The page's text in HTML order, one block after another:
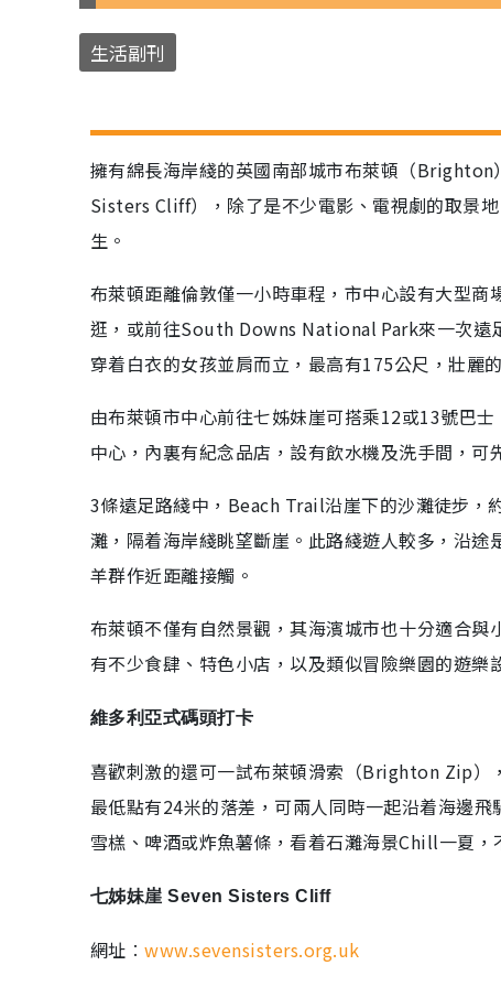
生活副刊
擁有綿長海岸綫的英國南部城市布萊頓（
Sisters Cliff），除了是不少電影、電視劇的取景
生。
布萊頓距離倫敦僅一小時車程，市中心設有大型
逛，或前往South Downs National Park來一次遠
穿着白衣的女孩並肩而立，最高有175公尺，壯麗
由布萊頓市中心前往七姊妹崖可搭乘12或13號巴
中心，內裏有紀念品店，設有飲水機及洗手間，
3條遠足路綫中，Beach Trail沿崖下的沙灘徒步
灘，隔着海岸綫眺望斷崖。此路綫遊人較多，沿途
羊群作近距離接觸。
布萊頓不僅有自然景觀，其海濱城市也十分適合與
有不少食肆、特色小店，以及類似冒險樂園的遊
維多利亞式碼頭打卡
喜歡刺激的還可一試布萊頓滑索（Brighton Zip）
最低點有24米的落差，可兩人同時一起沿着海邊
雪榚、啤酒或炸魚薯條，看着石灘海景Chill一夏，
七姊妹崖 Seven Sisters Cliff
網址︰www.sevensisters.org.uk